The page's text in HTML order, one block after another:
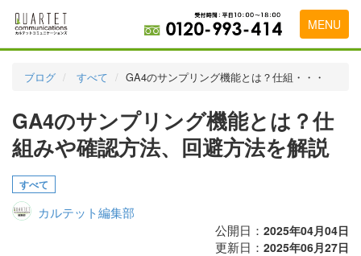
MENU
実績・お客様の声
初めて導入をお考えの方
代理店の乗り換えをお考えの方
ブログ すべて GA4のサンプリング機能とは？仕組・・・
GA4のサンプリング機能とは？仕
組みや確認方法、回避方法を解説
すべて
カルテット編集部
公開日： 2025年04月04日
更新日： 2025年06月27日